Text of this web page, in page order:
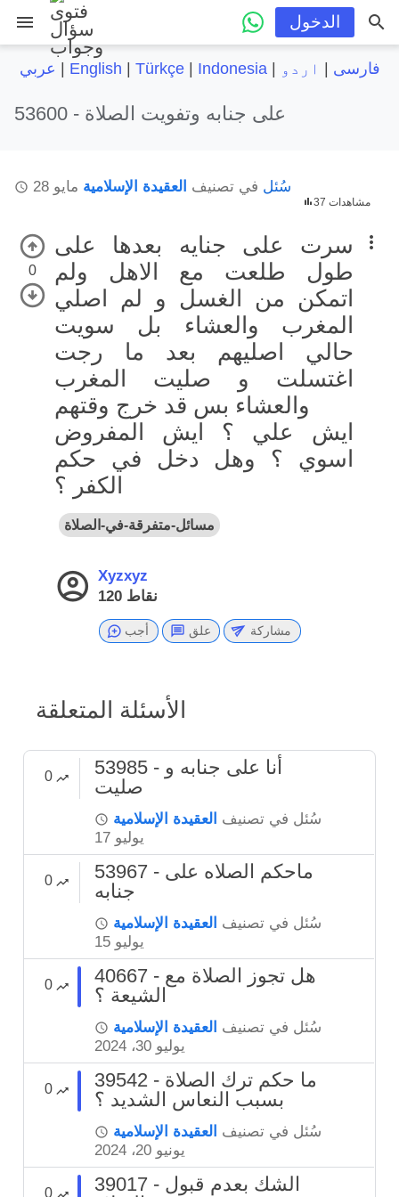
menu الدخول
عربي English Türkçe| Indonesia| فارسی اردو
53600 - على جنابه وتفويت الصلاة
سُئل في تصنيف العقيدة الإسلامية مايو 28
37 مشاهدات
0
سرت على جنايه بعدها على
طول طلعت مع الاهل ولم
اتمكن من الغسل و لم اصلي
المغرب والعشاء بل سويت
حالي اصليهم بعد ما رجت
اغتسلت و صليت المغرب
والعشاء بس قد خرج وقتهم
ايش علي ؟ ايش المفروض
اسوي ؟ وهل دخل في حكم
الكفر ؟
مسائل-متفرقة-في-الصلاة
Xyzxyz
120 نقاط
أجب علق مشاركة
الأسئلة المتعلقة
0
53985 - أنا على جنابه و
صليت
سُئل في تصنيف العقيدة الإسلامية
يوليو 17
0
53967 - ماحكم الصلاه على
جنابه
سُئل في تصنيف العقيدة الإسلامية
يوليو 15
0
40667 - هل تجوز الصلاة مع
الشيعة ؟
سُئل في تصنيف العقيدة الإسلامية
يوليو 30، 2024
0
39542 - ما حكم ترك الصلاة
بسبب النعاس الشديد ؟
سُئل في تصنيف العقيدة الإسلامية
يونيو 20، 2024
0
39017 - الشك بعدم قبول